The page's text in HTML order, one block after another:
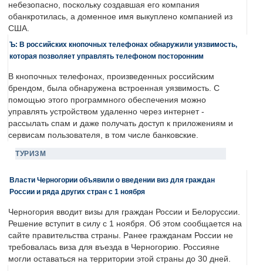
небезопасно, поскольку создавшая его компания
обанкротилась, а доменное имя выкуплено компанией из
США.
Ъ: В российских кнопочных телефонах обнаружили уязвимость,
которая позволяет управлять телефоном посторонним
В кнопочных телефонах, произведенных российским
брендом, была обнаружена встроенная уязвимость. С
помощью этого программного обеспечения можно
управлять устройством удаленно через интернет -
рассылать спам и даже получать доступ к приложениям и
сервисам пользователя, в том числе банковские.
ТУРИЗМ
Власти Черногории объявили о введении виз для граждан
России и ряда других стран с 1 ноября
Черногория вводит визы для граждан России и Белоруссии.
Решение вступит в силу с 1 ноября. Об этом сообщается на
сайте правительства страны. Ранее гражданам России не
требовалась виза для въезда в Черногорию. Россияне
могли оставаться на территории этой страны до 30 дней.